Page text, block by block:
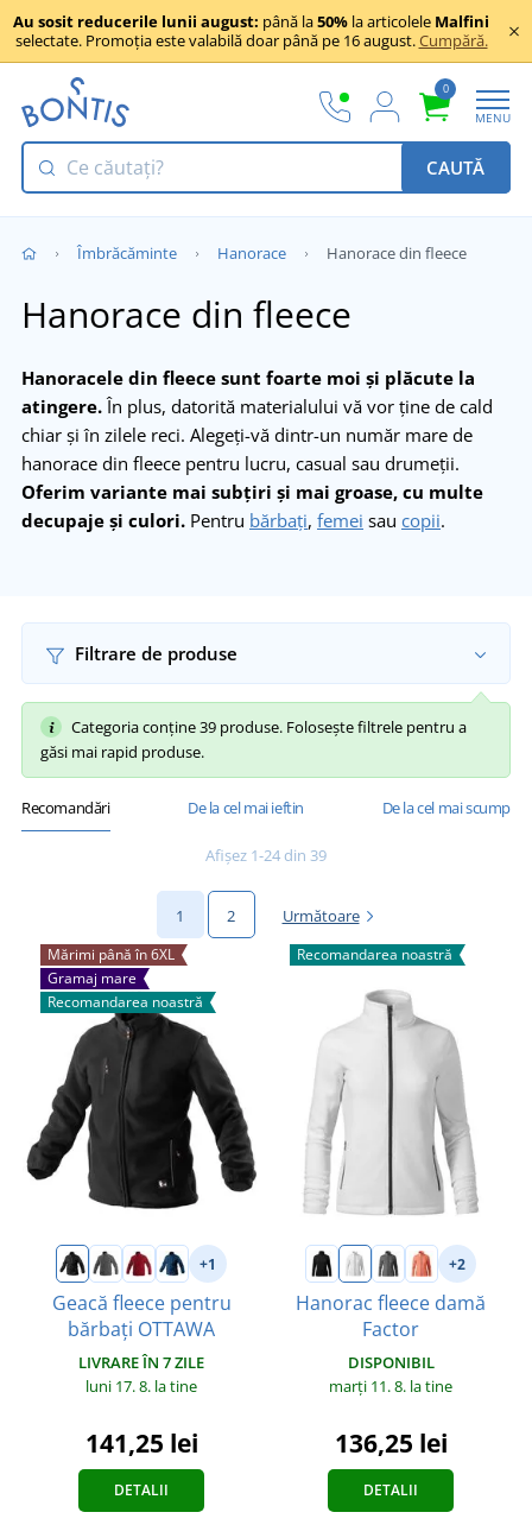
Au sosit reducerile lunii august: până la50% la articolele Malfini
selectate. Promoția este valabilă doar până pe 16 august.Cumpără.
0
MENU
CAUTĂ
Îmbrăcăminte Hanorace Hanorace din fleece
Hanorace din fleece
Hanoracele din fleece sunt foarte moi și plăcute la
atingere.În plus, datorită materialului vă vor ține de cald
chiar și în zilele reci. Alegeți-vă dintr-un număr mare de
hanorace din fleece pentru lucru, casual sau drumeții.
Oferim variante mai subțiri și mai groase, cu multe
decupaje și culori. Pentru bărbați, femei sau copii.
Filtrare de produse
Categoria conține 39 produse. Folosește filtrele pentru a
găsi mai rapid produse.
Recomandări De la cel mai ieftin De la cel mai scump
Afișez 1-24 din 39
1 2 Următoare
Mărimi până în 6XL
Gramaj mare
Recomandarea noastră
+1
Geacă fleece pentru
bărbați OTTAWA
LIVRARE ÎN 7 ZILE
luni 17. 8. la tine
141,25 lei
DETALII
Recomandarea noastră
+2
Hanorac fleece damă
Factor
DISPONIBIL
marți 11. 8. la tine
136,25 lei
DETALII